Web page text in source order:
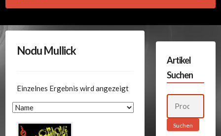
Nodu Mullick
Einzelnes Ergebnis wird angezeigt
Artikel
Suchen
Suchen